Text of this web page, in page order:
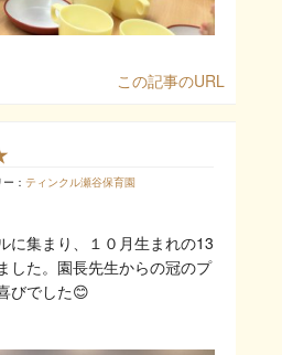
この記事のURL
： ティンクル瀬谷保育園
に集まり、１０月生まれの13
した。園長先生からの冠のプ
びでした😊